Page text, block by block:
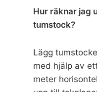
Hur räknar jag
tumstock?
Lägg
med hjälp av
meter